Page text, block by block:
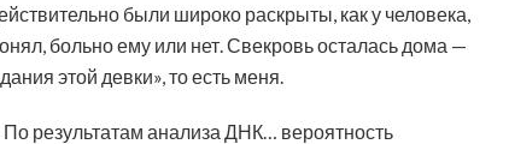
были широко раскрыты, как у человека,
больно ему или нет. Свекровь осталась дома —
этой девки», то есть меня.
результатам анализа ДНК… вероятность